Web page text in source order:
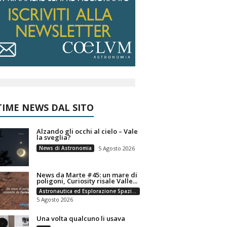
NEWS DAL SITO
Alzando gli occhi al cielo – Vale
la sveglia?
News di Astronomia 5 Agosto 2026
News da Marte #45: un mare di
poligoni, Curiosity risale Valle...
Astronautica ed Esplorazione Spaziale
5 Agosto 2026
Una volta qualcuno li usava